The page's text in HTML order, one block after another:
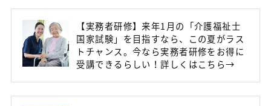
【実務者研修】来年1月の「介護福祉士
国家試験」を目指すなら、この夏がラス
トチャンス。今なら実務者研修をお得に
受講できるらしい！詳しくはこちら→